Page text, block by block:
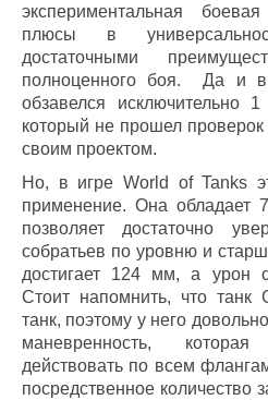
экспериментальная
плюсы в
достаточными
полноценного боя. Да и в
обзавелся исключительно
который не прошел
своим проектом.
Но, в игре World of Tanks
применение. Она обладает
позволяет достаточно
собратьев по уровню и
достигает 124 мм, а урон
Стоит напомнить, что танк
танк, поэтому у него
маневренность,
действовать по всем
посредственное количество